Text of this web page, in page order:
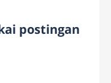
postingan